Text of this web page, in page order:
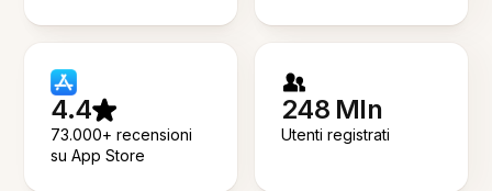
4.4
73.000+ recensioni
su App Store
248 Mln
Utenti registrati